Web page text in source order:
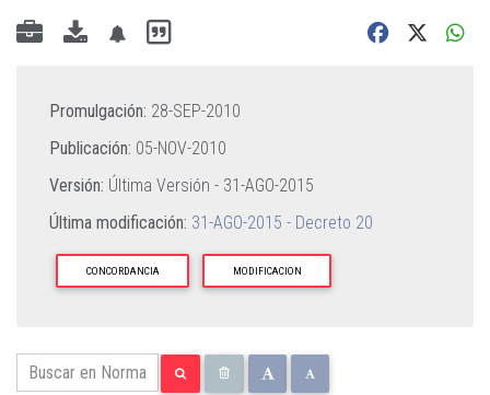
Promulgación: 28-SEP-2010
Publicación: 05-NOV-2010
Versión: Última Versión - 31-AGO-2015
Última modificación: 31-AGO-2015 - Decreto 20
CONCORDANCIA MODIFICACION